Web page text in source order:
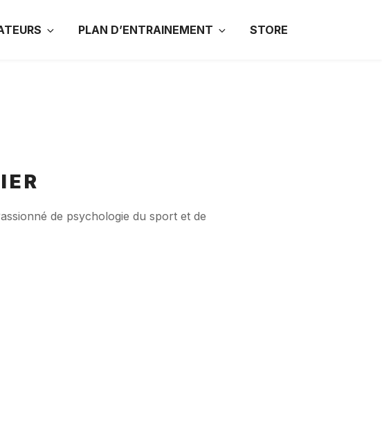
PLAN D’ENTRAINEMENT STORE
de psychologie du sport et de